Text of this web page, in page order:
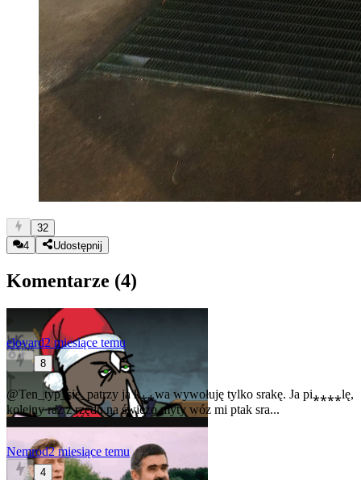
32
4
Udostępnij
Komentarze (4)
eloyard2 miesiące temu
8
@Ten_typ_sie_patrzy ja k⁎⁎wa wywołuję tylko srakę. Ja pi⁎⁎⁎⁎lę,
kolejny raz z rzędu na świeżo myty wóz mi ptak sra...
Nemrod2 miesiące temu
4